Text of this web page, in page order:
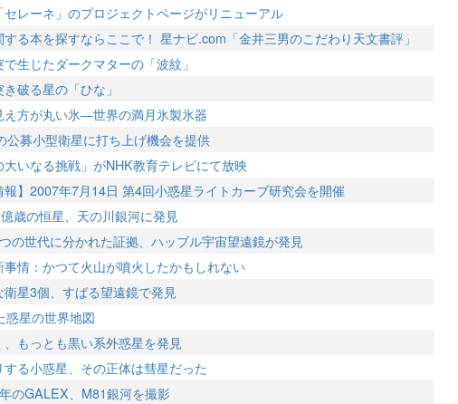
セレーネ」のプロジェクトページがリニューアル
る本を探すならここで！ 星ナビ.com「金井三男のこだわり天文書評」
生じたダークマターの「波紋」
破る星の「ひな」
え方が丸い氷―世界の満月氷製氷器
公募小型衛星に打ち上げ機会を提供
大いなる挑戦」がNHK教育テレビにて放映
報】2007年7月14日 第4回小惑星ライトカーブ研究会を開催
歳の恒星、天の川銀河に発見
の世代に分かれた証拠、ハッブル宇宙望遠鏡が発見
事情：かつて火山が噴火したかもしれない
衛星3個、すばる望遠鏡で発見
惑星の世界地図
、もっとも黒い系外惑星を発見
る小惑星、その正体は彗星だった
のGALEX、M81銀河を撮影